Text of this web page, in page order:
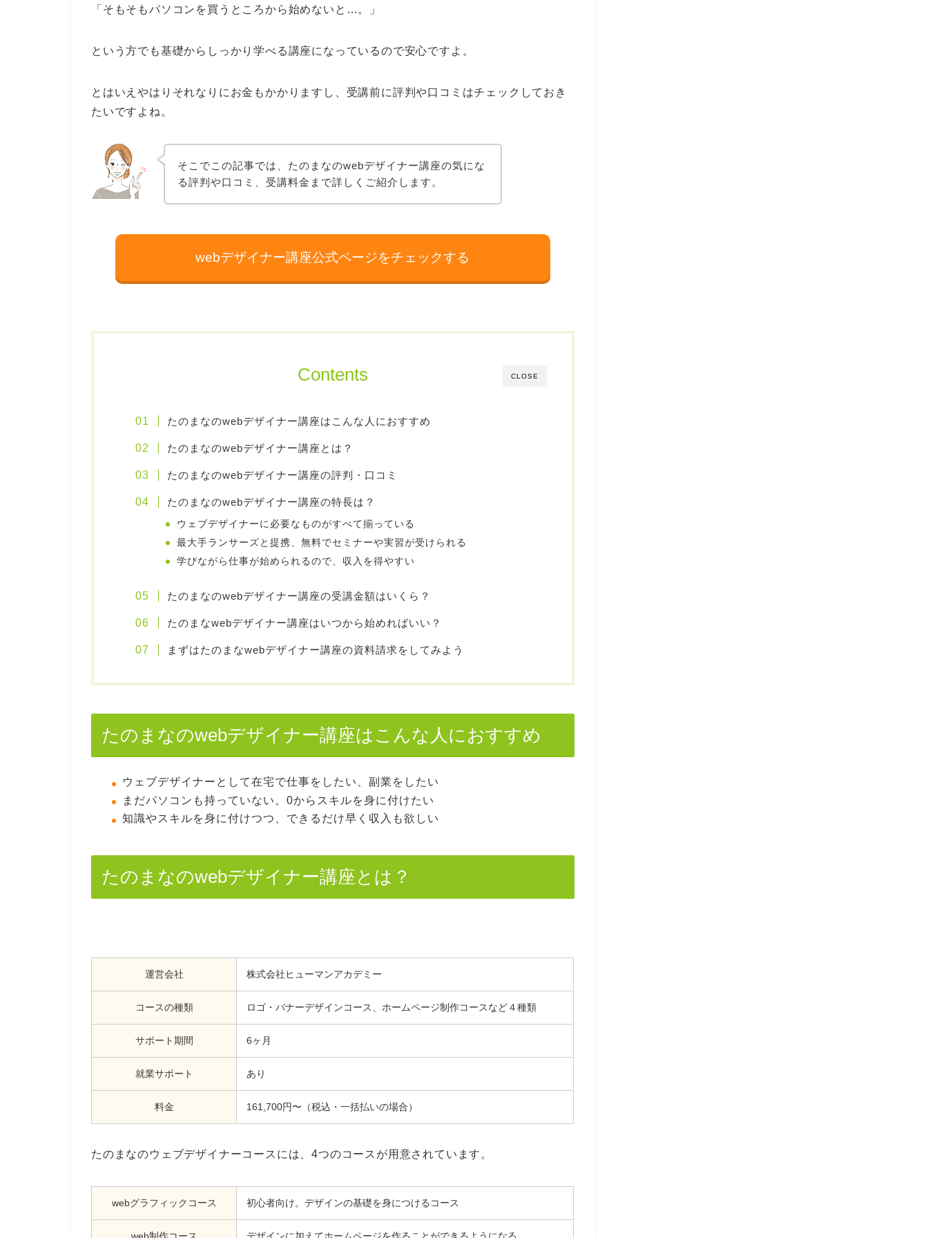
「そもそもパソコンを買うところから始めないと…。」
という方でも基礎からしっかり学べる講座になっているので安心ですよ。
とはいえやはりそれなりにお金もかかりますし、受講前に評判や口コミはチェックしておき
たいですよね。
そこでこの記事では、たのまなのwebデザイナー講座の気にな
る評判や口コミ、受講料金まで詳しくご紹介します。
webデザイナー講座公式ページをチェックする
CLOSE
Contents
たのまなのwebデザイナー講座はこんな人におすすめ
たのまなのwebデザイナー講座とは？
たのまなのwebデザイナー講座の評判・口コミ
たのまなのwebデザイナー講座の特長は？
ウェブデザイナーに必要なものがすべて揃っている
最大手ランサーズと提携、無料でセミナーや実習が受けられる
学びながら仕事が始められるので、収入を得やすい
たのまなのwebデザイナー講座の受講金額はいくら？
たのまなwebデザイナー講座はいつから始めればいい？
まずはたのまなwebデザイナー講座の資料請求をしてみよう
たのまなのwebデザイナー講座はこんな人におすすめ
ウェブデザイナーとして在宅で仕事をしたい、副業をしたい
まだパソコンも持っていない。0からスキルを身に付けたい
知識やスキルを身に付けつつ、できるだけ早く収入も欲しい
たのまなのwebデザイナー講座とは？
運営会社 株式会社ヒューマンアカデミー
コースの種類 ロゴ・バナーデザインコース、ホームページ制作コースなど４種類
サポート期間 6ヶ月
就業サポート あり
料金 161,700円〜（税込・一括払いの場合）
たのまなのウェブデザイナーコースには、4つのコースが用意されています。
webグラフィックコース 初心者向け。デザインの基礎を身につけるコース